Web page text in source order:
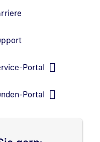
Portal
Portal